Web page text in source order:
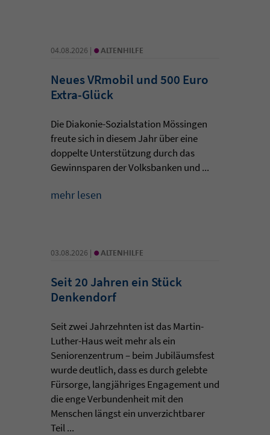
04.08.2026 | • ALTENHILFE
Neues VRmobil und 500 Euro
Extra-Glück
Die Diakonie-Sozialstation Mössingen
freute sich in diesem Jahr über eine
doppelte Unterstützung durch das
Gewinnsparen der Volksbanken und ...
mehr lesen
03.08.2026 | • ALTENHILFE
Seit 20 Jahren ein Stück
Denkendorf
Seit zwei Jahrzehnten ist das Martin-
Luther-Haus weit mehr als ein
Seniorenzentrum – beim Jubiläumsfest
wurde deutlich, dass es durch gelebte
Fürsorge, langjähriges Engagement und
die enge Verbundenheit mit den
Menschen längst ein unverzichtbarer
Teil ...